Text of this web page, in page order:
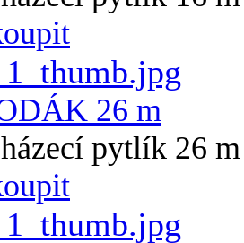
26 m
pytlík 26 m